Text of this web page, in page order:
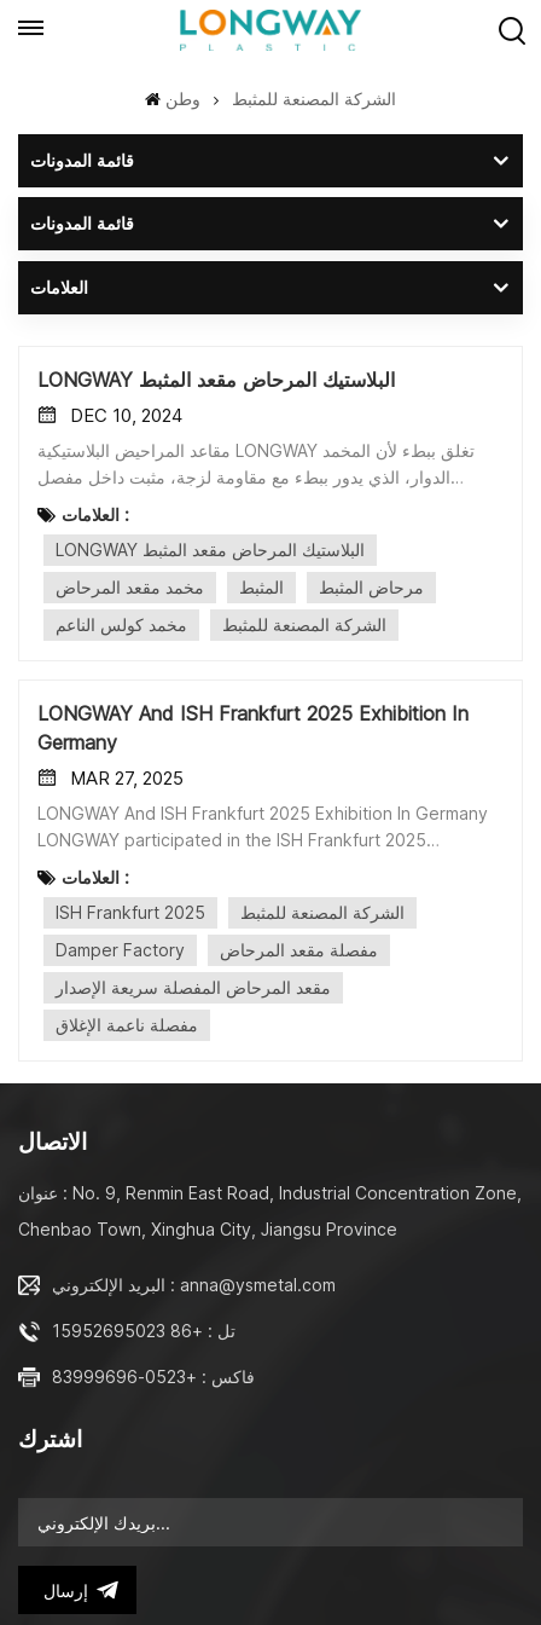
وطن الشركة المصنعة للمثبط
قائمة المدونات
قائمة المدونات
العلامات
LONGWAY البلاستيك المرحاض مقعد المثبط
DEC 10, 2024
مقاعد المراحيض البلاستيكية LONGWAY تغلق ببطء لأن المخمد
الدوار، الذي يدور ببطء مع مقاومة لزجة، مثبت داخل مفصل
المقعد.يمنع المخمد الدوار حركة مقاعد المراحيض من الانزلاق، مما
يخلق حركة فاخرة ومريحة.
العلامات :
LONGWAY البلاستيك المرحاض مقعد المثبط
مخمد مقعد المرحاض
المثبط
مرحاض المثبط
مخمد كولس الناعم
الشركة المصنعة للمثبط
LONGWAY And ISH Frankfurt 2025 Exhibition In
Germany
MAR 27, 2025
LONGWAY And ISH Frankfurt 2025 Exhibition In Germany
LONGWAY participated in the ISH Frankfurt 2025
exhibition in Germany this month. Our Main Products
■Toilet Seat Soft Close Rotary Damper ・16～23mm
Series ・Torque 0.5-4Nm ■Toilet Seat Quick Release
Hinge ・One Button Hinge ・Two Buttons Hinge ・MDF
Hinge ■Fixing Set ・Top Fix ・Bottom Fix ■Metal Parts
■Toilet Lid Mould ------------------------------------------
---------- Contact: Miss Julia Mobile
Email: xiaofeng@jslongway.com Company: Taizhou
East Road, Industrial Concentration Zone, Chenbao Town,
Linkedin: https://www.linkedin.com/in/fangfang-zhu-
--
العلامات :
ISH Frankfurt 2025
الشركة المصنعة للمثبط
Damper Factory
مفصلة مقعد المرحاض
مقعد المرحاض المفصلة سريعة الإصدار
مفصلة ناعمة الإغلاق
الاتصال
عنوان : No. 9, Renmin East Road, Industrial Concentration Zone,
Chenbao Town, Xinghua City, Jiangsu Province
البريد الإلكتروني : anna@ysmetal.com
تل : +86 15952695023
فاكس : +0523-83999696
اشترك
إرسال